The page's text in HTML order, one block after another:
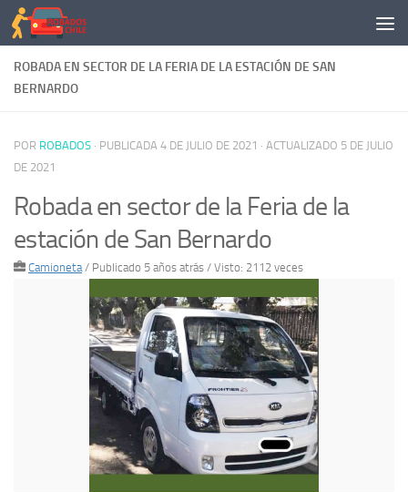
Saltar al contenido
ROBADA EN SECTOR DE LA FERIA DE LA ESTACIÓN DE SAN
BERNARDO
POR ROBADOS · PUBLICADA 4 DE JULIO DE 2021 · ACTUALIZADO 5 DE JULIO
DE 2021
Robada en sector de la Feria de la
estación de San Bernardo
Camioneta/ Publicado 5 años atrás / Visto: 2112 veces